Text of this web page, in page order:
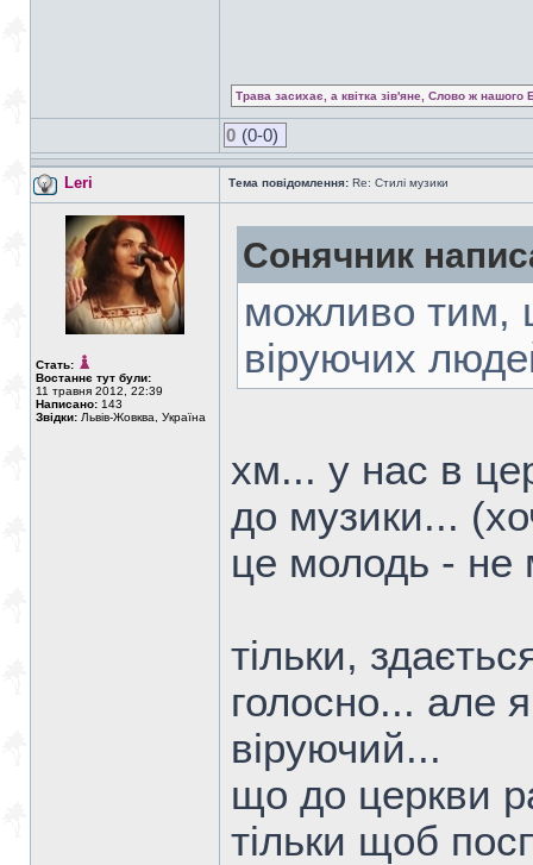
Трава засихає, а квітка зів'яне, Слово ж нашого
0 (0-0)
Leri Тема повідомлення: Re: Стилі музики
Стать:
Востаннє тут були:
11 травня 2012, 22:39
Написано: 143
Звідки: Львів-Жовква, Україна
Сонячник
можливо тим,
віруючих
хм... у нас в
до музики...
це молодь - не
тільки,
голосно... але
віруючий...
що до церкви
тільки щоб